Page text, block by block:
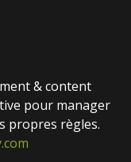
& content
pour manager
propres règles.